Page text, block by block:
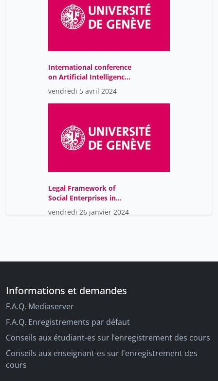
International conference
on Artificial Intelligence
and Philanthropy
vendredi 5 avril 2024
Legal Framework of
Social Enterprises in
Switzerland: Current
Situation and Prospects
vendredi 26 janvier 2024
Informations et demandes
F.A.Q. Mediaserver
F.A.Q. Enregistrements par défaut
Conseils aux étudiant-es sur l’enregistrement des cours
Conseils aux enseignant-es sur l'enregistrement des
cours